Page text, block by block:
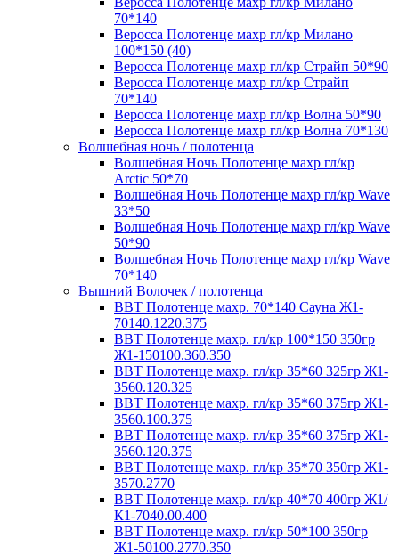
70*140
Веросса Полотенце махр гл/кр Милано
100*150 (40)
Веросса Полотенце махр гл/кр Страйп 50*90
Веросса Полотенце махр гл/кр Страйп
70*140
Веросса Полотенце махр гл/кр Волна 50*90
Веросса Полотенце махр гл/кр Волна 70*130
Волшебная ночь / полотенца
Волшебная Ночь Полотенце махр гл/кр
Arctic 50*70
Волшебная Ночь Полотенце махр гл/кр Wave
33*50
Волшебная Ночь Полотенце махр гл/кр Wave
50*90
Волшебная Ночь Полотенце махр гл/кр Wave
70*140
Вышний Волочек / полотенца
ВВТ Полотенце махр. 70*140 Сауна Ж1-
70140.1220.375
ВВТ Полотенце махр. гл/кр 100*150 350гр
Ж1-150100.360.350
ВВТ Полотенце махр. гл/кр 35*60 325гр Ж1-
3560.120.325
ВВТ Полотенце махр. гл/кр 35*60 375гр Ж1-
3560.100.375
ВВТ Полотенце махр. гл/кр 35*60 375гр Ж1-
3560.120.375
ВВТ Полотенце махр. гл/кр 35*70 350гр Ж1-
3570.2770
ВВТ Полотенце махр. гл/кр 40*70 400гр Ж1/
К1-7040.00.400
ВВТ Полотенце махр. гл/кр 50*100 350гр
Ж1-50100.2770.350